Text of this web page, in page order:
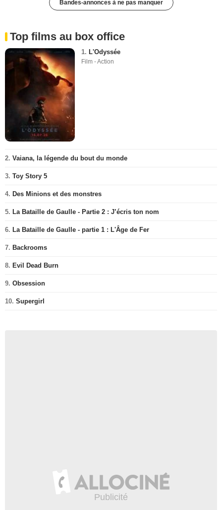
Bandes-annonces à ne pas manquer
Top films au box office
1. L'Odyssée
Film - Action
2. Vaiana, la légende du bout du monde
3. Toy Story 5
4. Des Minions et des monstres
5. La Bataille de Gaulle - Partie 2 : J’écris ton nom
6. La Bataille de Gaulle - partie 1 : L'Âge de Fer
7. Backrooms
8. Evil Dead Burn
9. Obsession
10. Supergirl